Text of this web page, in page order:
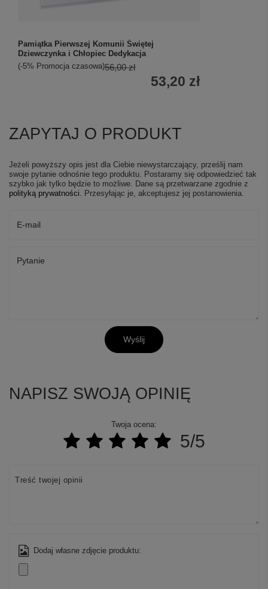
Pamiątka Pierwszej Komunii Świętej
Dziewczynka i Chłopiec Dedykacja
56,00 zł
(-5% Promocja czasowa)
53,20 zł
ZAPYTAJ O PRODUKT
Jeżeli powyższy opis jest dla Ciebie niewystarczający, prześlij nam
swoje pytanie odnośnie tego produktu. Postaramy się odpowiedzieć tak
szybko jak tylko będzie to możliwe. Dane są przetwarzane zgodnie z
polityką prywatności . Przesyłając je, akceptujesz jej postanowienia.
E-mail
Pytanie
Wyślij
NAPISZ SWOJĄ OPINIĘ
Twoja ocena:
5/5
Treść twojej opinii
Dodaj własne zdjęcie produktu: